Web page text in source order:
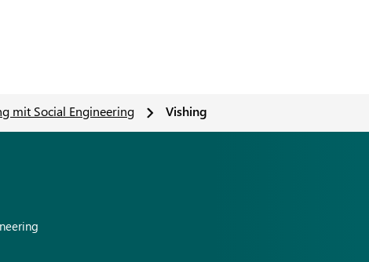
mit Social Engineering Vishing